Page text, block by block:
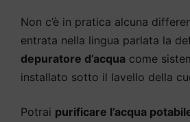
Non c’è in pratica alcuna
entrata nella lingua parlata la
depuratore d’acqua come
installato sotto il lavello della
Potrai purificare l’acqua